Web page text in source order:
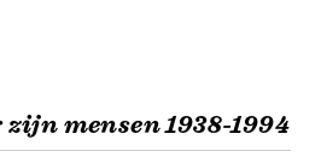
zijn mensen 1938-1994